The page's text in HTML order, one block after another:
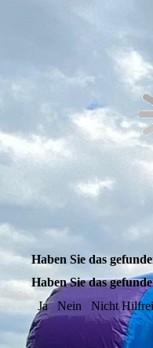
Haben Sie das
Haben Sie das
Ja
Nein Nicht